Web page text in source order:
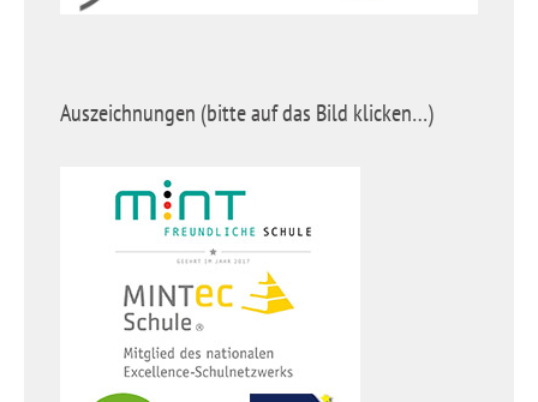
Auszeichnungen (bitte auf das Bild klicken…)